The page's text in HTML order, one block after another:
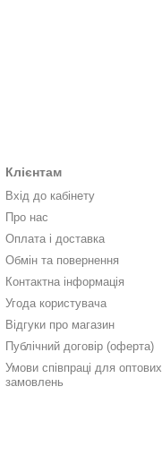
Клієнтам
Вхід до кабінету
Про нас
Оплата і доставка
Обмін та повернення
Контактна інформація
Угода користувача
Відгуки про магазин
Публічний договір (оферта)
Умови співпраці для оптових
замовлень